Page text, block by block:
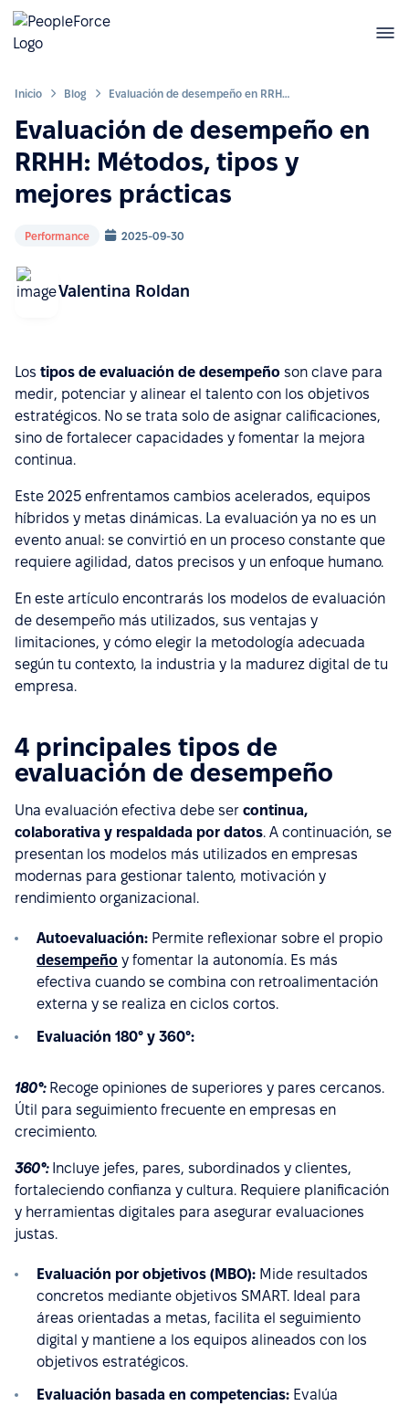
Inicio Blog Evaluación de desempeño en RRHH: Métodos, tipos y mejores prácticas
Evaluación de desempeño en
RRHH: Métodos, tipos y
mejores prácticas
Performance 2025-09-30
Valentina Roldan
Los tipos de evaluación de desempeño son clave para
medir, potenciar y alinear el talento con los objetivos
estratégicos. No se trata solo de asignar calificaciones,
sino de fortalecer capacidades y fomentar la mejora
continua.
Este 2025 enfrentamos cambios acelerados, equipos
híbridos y metas dinámicas. La evaluación ya no es un
evento anual: se convirtió en un proceso constante que
requiere agilidad, datos precisos y un enfoque humano.
En este artículo encontrarás los modelos de evaluación
de desempeño más utilizados, sus ventajas y
limitaciones, y cómo elegir la metodología adecuada
según tu contexto, la industria y la madurez digital de tu
empresa.
4 principales tipos de
evaluación de desempeño
Una evaluación efectiva debe ser continua,
colaborativa y respaldada por datos. A continuación, se
presentan los modelos más utilizados en empresas
modernas para gestionar talento, motivación y
rendimiento organizacional.
Autoevaluación: Permite reflexionar sobre el propio
desempeño y fomentar la autonomía. Es más
efectiva cuando se combina con retroalimentación
externa y se realiza en ciclos cortos.
Evaluación 180° y 360°:
180°:Recoge opiniones de superiores y pares cercanos.
Útil para seguimiento frecuente en empresas en
crecimiento.
360°:Incluye jefes, pares, subordinados y clientes,
fortaleciendo confianza y cultura. Requiere planificación
y herramientas digitales para asegurar evaluaciones
justas.
Evaluación por objetivos (MBO): Mide resultados
concretos mediante objetivos SMART. Ideal para
áreas orientadas a metas, facilita el seguimiento
digital y mantiene a los equipos alineados con los
objetivos estratégicos.
Evaluación basada en competencias: Evalúa